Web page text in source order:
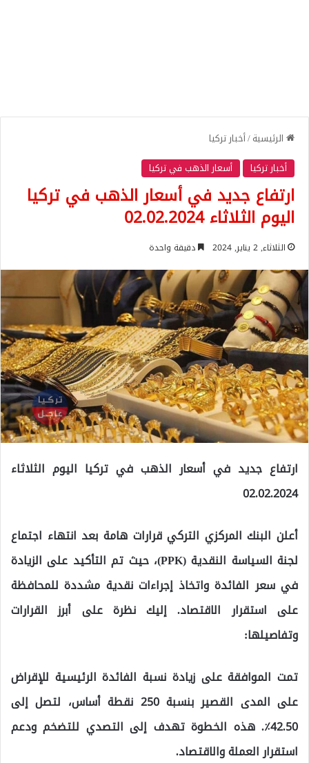
الرئيسية/أخبار تركيا
أخبار تركيا
أسعار الذهب في تركيا
ارتفاع جديد في أسعار الذهب في تركيا
اليوم الثلاثاء 02.02.2024
الثلاثاء, 2 يناير, 2024 دقيقة واحدة
ارتفاع جديد في أسعار الذهب في تركيا اليوم الثلاثاء
02.02.2024
أعلن البنك المركزي التركي قرارات هامة بعد انتهاء اجتماع
لجنة السياسة النقدية (PPK)، حيث تم التأكيد على الزيادة
في سعر الفائدة واتخاذ إجراءات نقدية مشددة للمحافظة
على استقرار الاقتصاد. إليك نظرة على أبرز القرارات
وتفاصيلها:
تمت الموافقة على زيادة نسبة الفائدة الرئيسية للإقراض
على المدى القصير بنسبة 250 نقطة أساس، لتصل إلى
42.50٪. هذه الخطوة تهدف إلى التصدي للتضخم ودعم
استقرار العملة والاقتصاد.